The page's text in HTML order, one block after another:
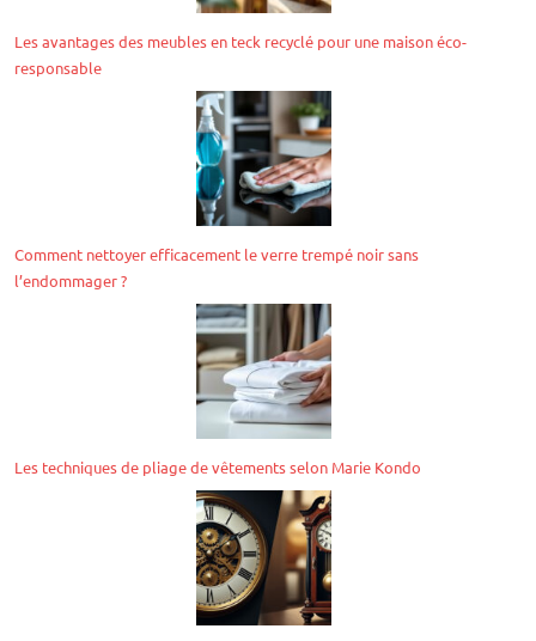
Les avantages des meubles en teck recyclé pour une maison éco-
responsable
Comment nettoyer efficacement le verre trempé noir sans
l’endommager ?
Les techniques de pliage de vêtements selon Marie Kondo